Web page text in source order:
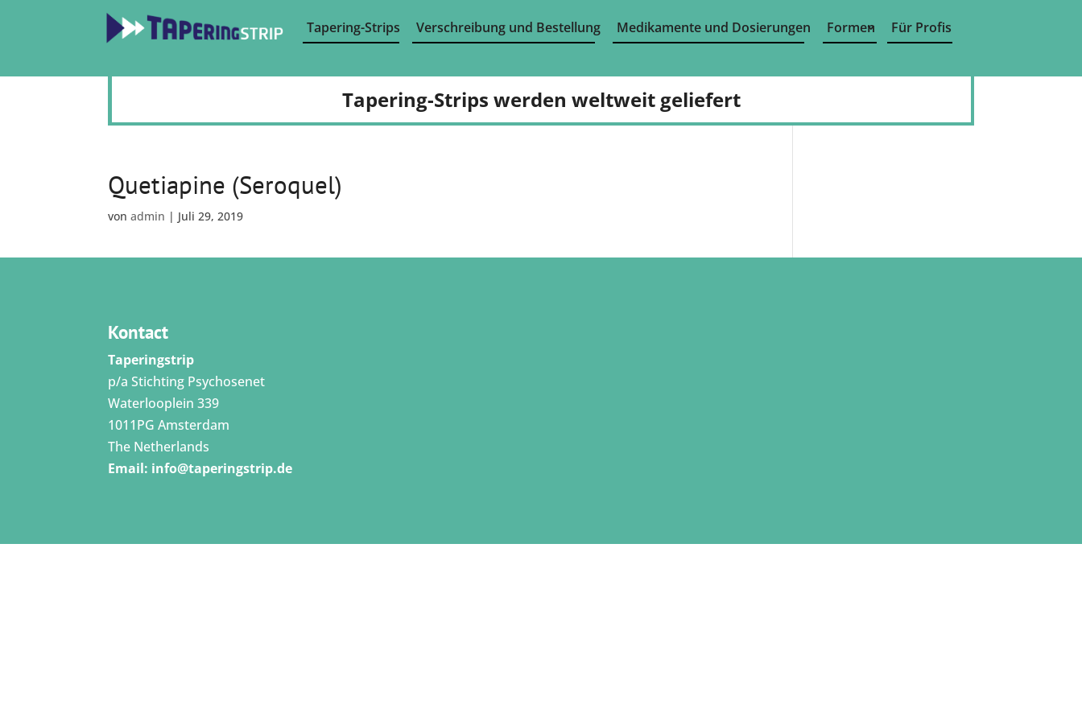
Tapering-Strips Verschreibung und Bestellung Medikamente und Dosierungen Formen Für Profis
Tapering-Strips werden weltweit geliefert
Quetiapine (Seroquel)
vonadmin | Juli 29, 2019
Kontact
Taperingstrip
p/a Stichting Psychosenet
Waterlooplein 339
1011PG Amsterdam
The Netherlands
Email: info@taperingstrip.de